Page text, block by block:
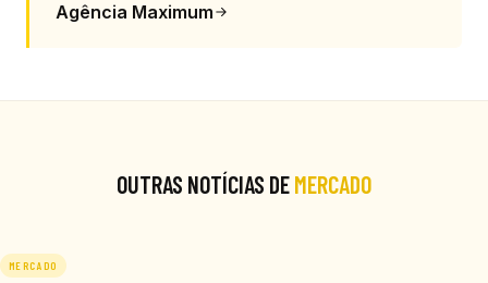
Agência Maximum
OUTRAS NOTÍCIAS DEMERCADO
MERCADO